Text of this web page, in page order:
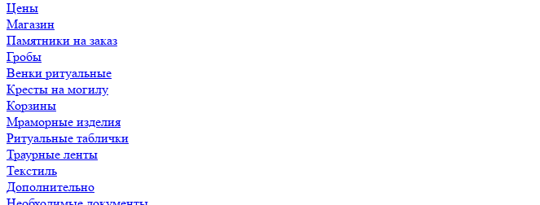
Цены
Магазин
Памятники на заказ
Гробы
Венки ритуальные
Кресты на могилу
Корзины
Мраморные изделия
Ритуальные таблички
Траурные ленты
Текстиль
Дополнительно